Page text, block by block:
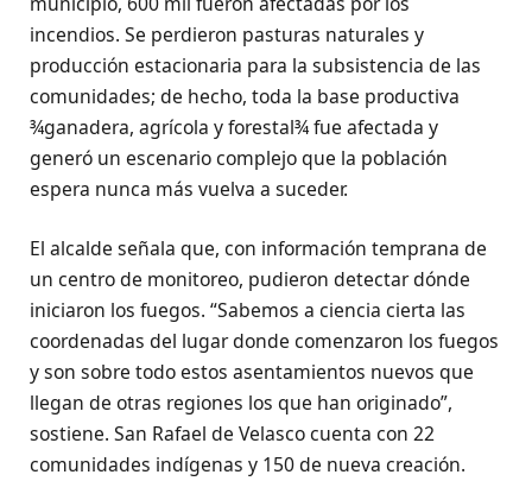
incendios. Se perdieron pasturas naturales y
producción estacionaria para la subsistencia de las
comunidades; de hecho, toda la base productiva
¾ganadera, agrícola y forestal¾ fue afectada y
generó un escenario complejo que la población
espera nunca más vuelva a suceder.
El alcalde señala que, con información temprana de
un centro de monitoreo, pudieron detectar dónde
iniciaron los fuegos. “Sabemos a ciencia cierta las
coordenadas del lugar donde comenzaron los fuegos
y son sobre todo estos asentamientos nuevos que
llegan de otras regiones los que han originado”,
sostiene. San Rafael de Velasco cuenta con 22
comunidades indígenas y 150 de nueva creación.